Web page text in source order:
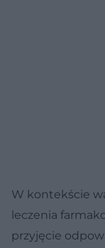
W kontekście
leczenia
przyjęcie